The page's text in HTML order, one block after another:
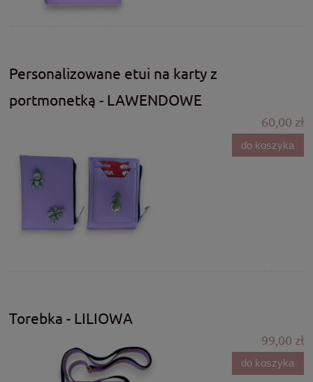
Personalizowane etui na karty z
portmonetką - LAWENDOWE
60,00 zł
do koszyka
Torebka - LILIOWA
99,00 zł
do koszyka